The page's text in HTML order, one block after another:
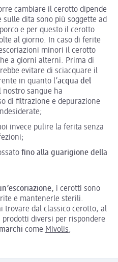
cambiare il cerotto dipende
dita sono più soggette ad
e per questo il cerotto
al giorno. In caso di ferite
minori il cerotto
a giorni alterni. Prima di
evitare di sciacquare il
in quanto l’acqua del
nostro sangue ha
di filtrazione e depurazione
invece pulire la ferita senza
fino alla guarigione della
i cerotti sono
e mantenerle sterili.
trovare dal classico cerotto, al
diversi per rispondere
come Mivolis,